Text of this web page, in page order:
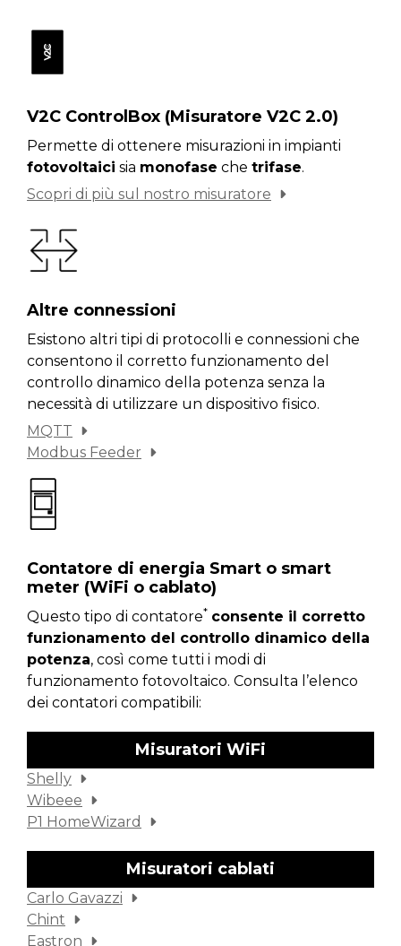
V2C ControlBox (Misuratore V2C 2.0)
Permette di ottenere misurazioni in impianti
fotovoltaici sia monofase che trifase.
Scopri di più sul nostro misuratore
Altre connessioni
Esistono altri tipi di protocolli e connessioni che
consentono il corretto funzionamento del
controllo dinamico della potenza senza la
necessità di utilizzare un dispositivo fisico.
MQTT
Modbus Feeder
Contatore di energia Smart o smart
meter (WiFi o cablato)
Questo tipo di contatore* consente il corretto
funzionamento del controllo dinamico della
potenza, così come tutti i modi di
funzionamento fotovoltaico. Consulta l’elenco
dei contatori compatibili:
Misuratori WiFi
Shelly
Wibeee
P1 HomeWizard
Misuratori cablati
Carlo Gavazzi
Chint
Eastron